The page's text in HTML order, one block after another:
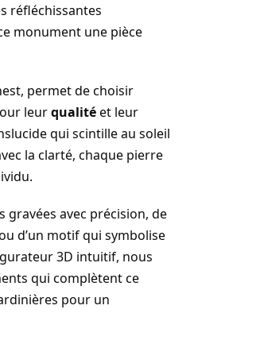
réfléchissantes
monument une pièce
permet de choisir
leurqualitéet leur
qui scintille au soleil
la clarté, chaque pierre
gravées avec précision, de
d’un motif qui symbolise
3D intuitif, nous
qui complètent ce
pour un